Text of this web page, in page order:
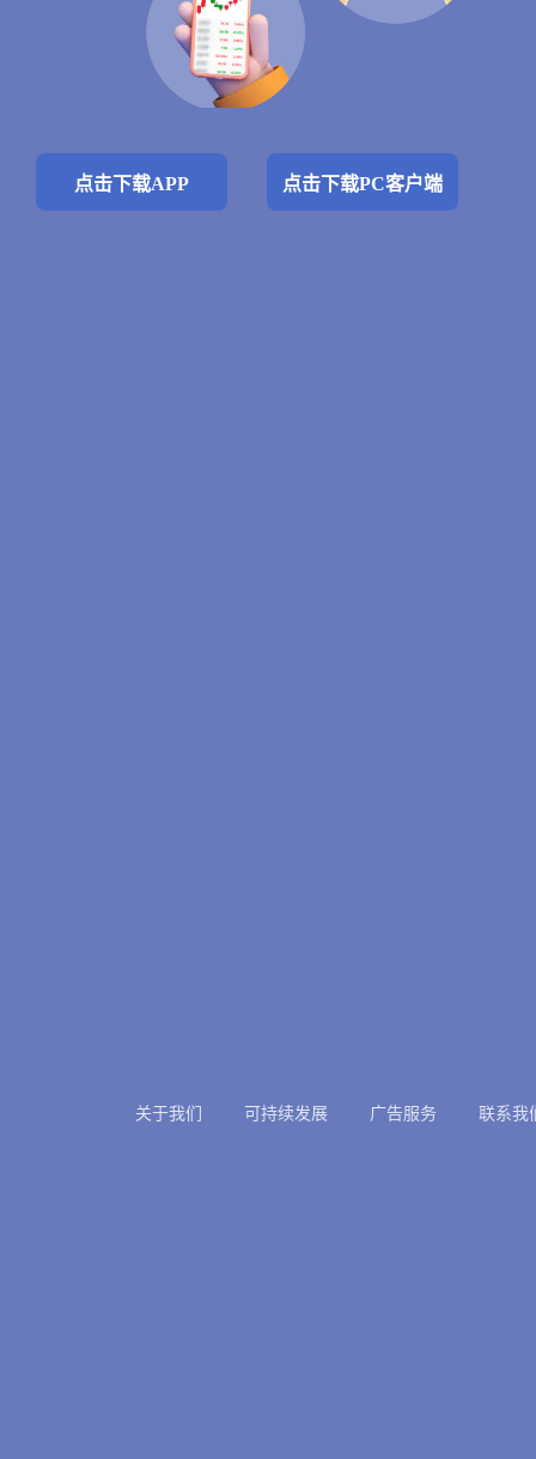
点击下载APP 点击下载PC客户端
关于我们 可持续发展 广告服务 联系我